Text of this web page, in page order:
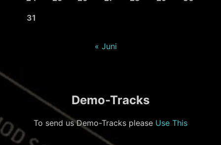
31
« Juni
Demo-Tracks
To send us Demo-Tracks please Use This